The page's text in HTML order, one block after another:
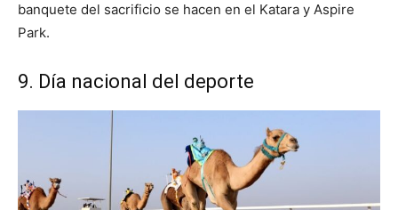
banquete del sacrificio se hacen en el Katara y Aspire
Park.
9. Día nacional del deporte